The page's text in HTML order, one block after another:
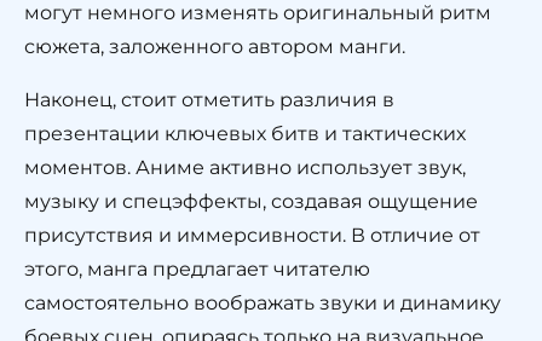
могут немного изменять оригинальный ритм
сюжета, заложенного автором манги.
Наконец, стоит отметить различия в
презентации ключевых битв и тактических
моментов. Аниме активно использует звук,
музыку и спецэффекты, создавая ощущение
присутствия и иммерсивности. В отличие от
этого, манга предлагает читателю
самостоятельно воображать звуки и динамику